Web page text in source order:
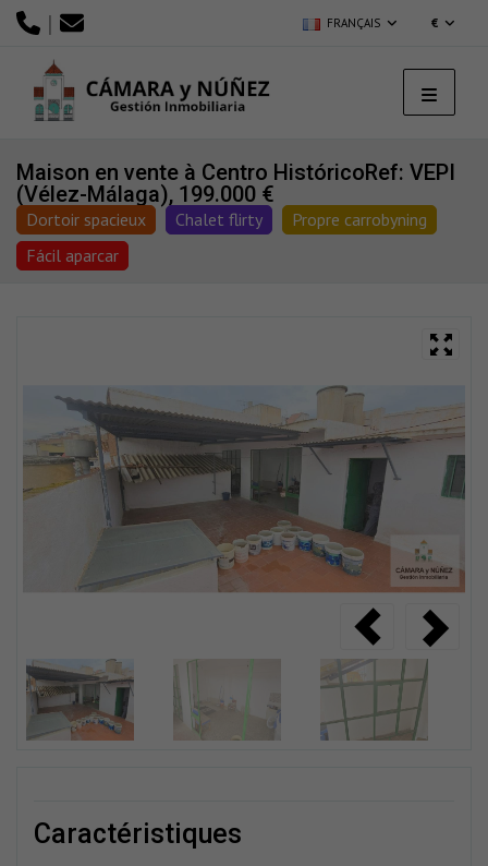
| FRANÇAIS €
Ref: VEPI
Maison en vente à Centro Histórico
(Vélez-Málaga), 199.000 €
Dortoir spacieux Chalet flirty
Propre carrobyning
Fácil aparcar
caractéristiques